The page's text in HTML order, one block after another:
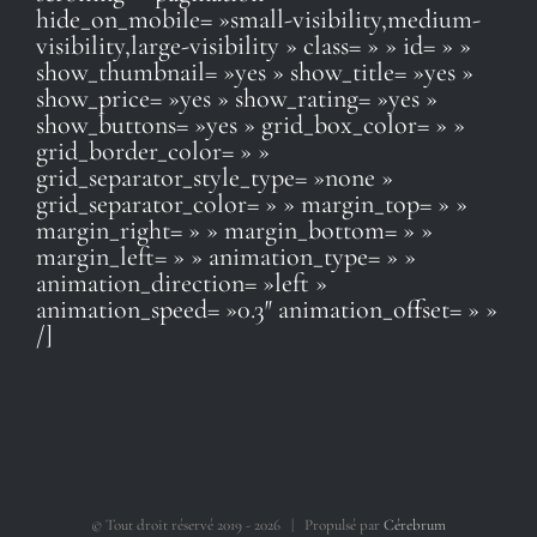
hide_on_mobile= »small-visibility,medium-
visibility,large-visibility » class= » » id= » »
show_thumbnail= »yes » show_title= »yes »
show_price= »yes » show_rating= »yes »
show_buttons= »yes » grid_box_color= » »
grid_border_color= » »
grid_separator_style_type= »none »
grid_separator_color= » » margin_top= » »
margin_right= » » margin_bottom= » »
margin_left= » » animation_type= » »
animation_direction= »left »
animation_speed= »0.3″ animation_offset= » »
/]
© Tout droit réservé 2019 - 2026 | Propulsé par Cérebrum